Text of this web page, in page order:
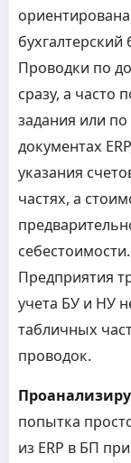
Проводки по
сразу, а часто
задания или
документах
указания
частях, а
Предприятия
учета БУ и НУ
табличных
проводок.
попытка
из ERP в БП